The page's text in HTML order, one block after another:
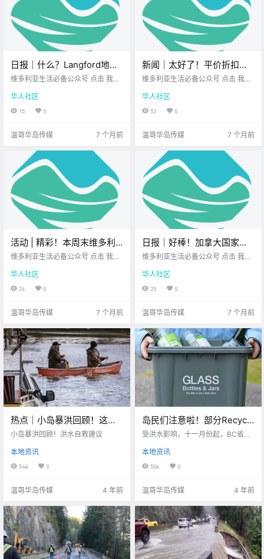
日报｜什么？Langford地税
要上调近16%？！Nanaimo
维多利亚生活必备公众号 点击 我在
想一直在你身边 公元2025年12月11
日 农历10月22日 星期四 射手座 <
华人社区
15 0
温哥华岛传媒 7 个月前
新闻｜太好了！平价折扣超
市No Frills登陆维多利亚市
中心免费接驳车也来啦~
维多利亚生活必备公众号 点击 我在
想一直在你身边 大家周五好呀～
在迎接周末之前 不如先来看看 今天
华人社区
53 0
温哥华岛传媒 7 个月前
活动 | 精彩！本周末维多利
亚有圣诞早餐、节日嘉年
坊、户外音乐会！
维多利亚生活必备公众号 点击 我在
想一直在你身边 12月的维多利亚 节
日模式正式上线 天黑得早了 街上却
华人社区
26 0
温哥华岛传媒 7 个月前
日报｜好棒！加拿大国家公
园通行证来了，可免费入园
中心新开意式餐厅！
维多利亚生活必备公众号 点击 我在
想一直在你身边 公元2025年12月12
日 农历10月23日 星期五 射手座 <
华人社区
25 0
温哥华岛传媒 7 个月前
热点｜小岛暴洪回顾！这个
冬天，我们经历的太多太
小岛暴洪回顾！洪水自救建议
本地资讯
544 0
温哥华岛传媒 4 年前
岛民们注意啦！部分Recycle
垃圾由于洪水原因将暂停回
受洪水影响，十一月份起，BC省，
和泡沫制品停止回收，其他可回收
物品则不受影响
本地资讯
506 0
温哥华岛传媒 4 年前